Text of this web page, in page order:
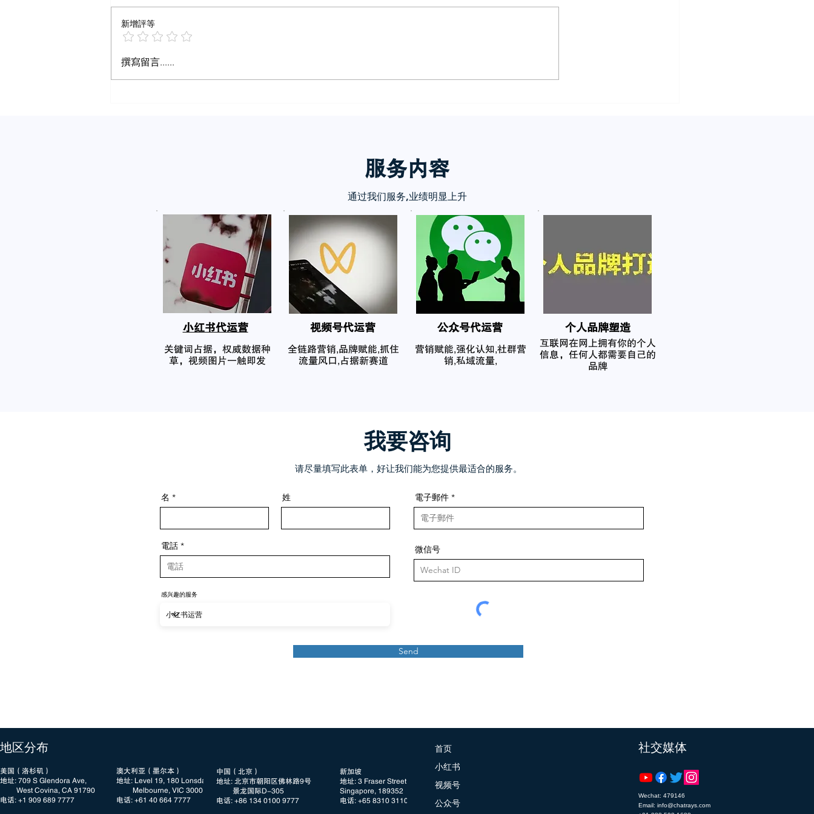
什么样内容算爆文
诉你
新增評等
撰寫留言......
服务内容
通过我们服务,业绩明显上升
小红书代运营
关键词占据，权威数据种
草，视频图片一触即发
​视频号代运营
全链路营销,品牌赋能,抓住
流量风口,占据新赛道
公众号代运营
营销赋能,强化认知,社群营
销,私域流量,
个人品牌塑造
互联网在网上拥有你的个人
信息，任何人都需要自己的
品牌
我要咨询
请尽量填写此表单，好让我们能为您提供最适合的服务。
名 姓
電話
感兴趣的服务
電子郵件
微信号
Send
​地区分布
美国（洛杉矶）
地址: 709 S Glendora Ave,
West Covina, CA 91790
电话: +1 909 689 7777​​
澳大利亚（墨尔本）
地址: Level 19, 180 Lonsdale Street
Melbourne, VIC 3000
电话: +61 40 664 7777
中国（北京）
地址: 北京市朝阳区佛林路9号
景龙国际D-305
电话: +86 134 0100 9777
新加坡
地址: 3 Fraser Street, #08 DUO Tower
Singapore, 189352
电话: +65 8310 3110
首页
小红书
视频号
公众号
​社交媒体
Wechat: 479146
Email: info@chatrays.com